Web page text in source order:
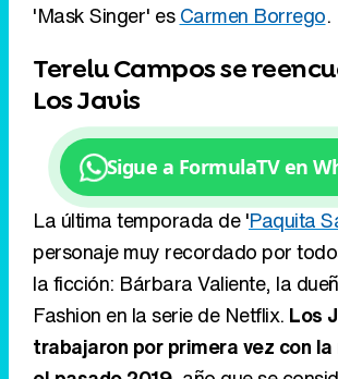
'Mask Singer' esCarmen Borrego.
Terelu Campos se
Los Javis
Sigue a FormulaTV en
La última temporada de 'Paquita
personaje muy recordado por
la ficción: Bárbara Valiente, la
Fashion en la serie de Netflix. Los
trabajaron por primera vez con la